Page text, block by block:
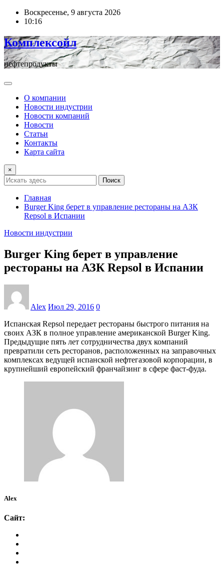
ПерейтиВоскресенье, 9 августа 2026
10:16
Комплексойл
нефтепродукты
О компании
Новости индустрии
Новости компаний
Новости
Статьи
Контакты
Карта сайта
×
Поиск
Главная
Burger King берет в управление рестораны на АЗК
Repsol в Испании
Новости индустрии
Burger King берет в управление
рестораны на АЗК Repsol в Испании
Alex Июл 29, 2016 0
Испанская Repsol передает рестораны быстрого питания на
своих АЗК в полное управление американской Burger King.
Предыдущие пять лет сотрудничества двух компаний
превратили сеть ресторанов, расположенных на заправочных
комплексах ведущей испанской нефтегазовой корпорации, в
крупнейший европейский франчайзинг в сфере фаст-фуда.
Alex
Сайт: